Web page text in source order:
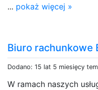
... pokaż więcej »
Biuro rachunkowe
Dodano: 15 lat 5 miesięcy
W ramach naszych